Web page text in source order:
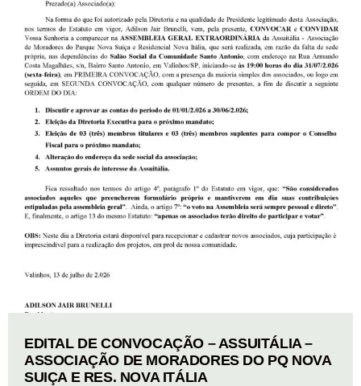
EDITAL DE CONVOCAÇÃO – ASSUITÁLIA –
ASSOCIAÇÃO DE MORADORES DO PQ NOVA
SUIÇA E RES. NOVA ITÁLIA